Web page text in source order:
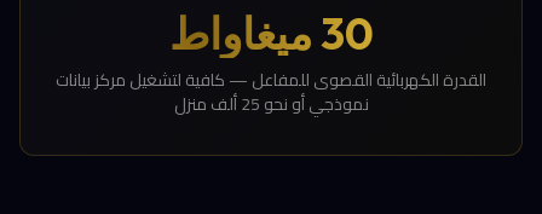
30 ميغاواط
القدرة الكهربائية القصوى للمفاعل — كافية لتشغيل مركز بيانات
نموذجي أو نحو 25 ألف منزل